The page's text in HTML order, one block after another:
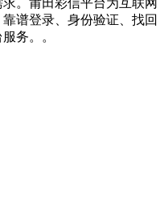
谱登录、身份验证、找回
务。。